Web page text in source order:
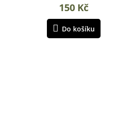
150 Kč
Do košíku